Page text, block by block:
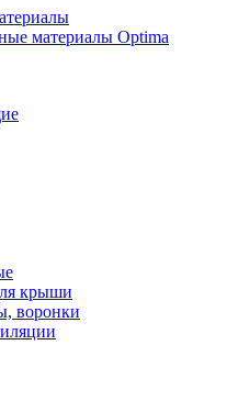
материалы Optima
крыши
воронки